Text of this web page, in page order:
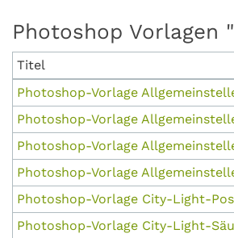
Photoshop Vorlagen
Titel
Photoshop-Vorlage
Photoshop-Vorlage
Photoshop-Vorlage
Photoshop-Vorlage
Photoshop-Vorlage City-Light-
Photoshop-Vorlage City-Light-